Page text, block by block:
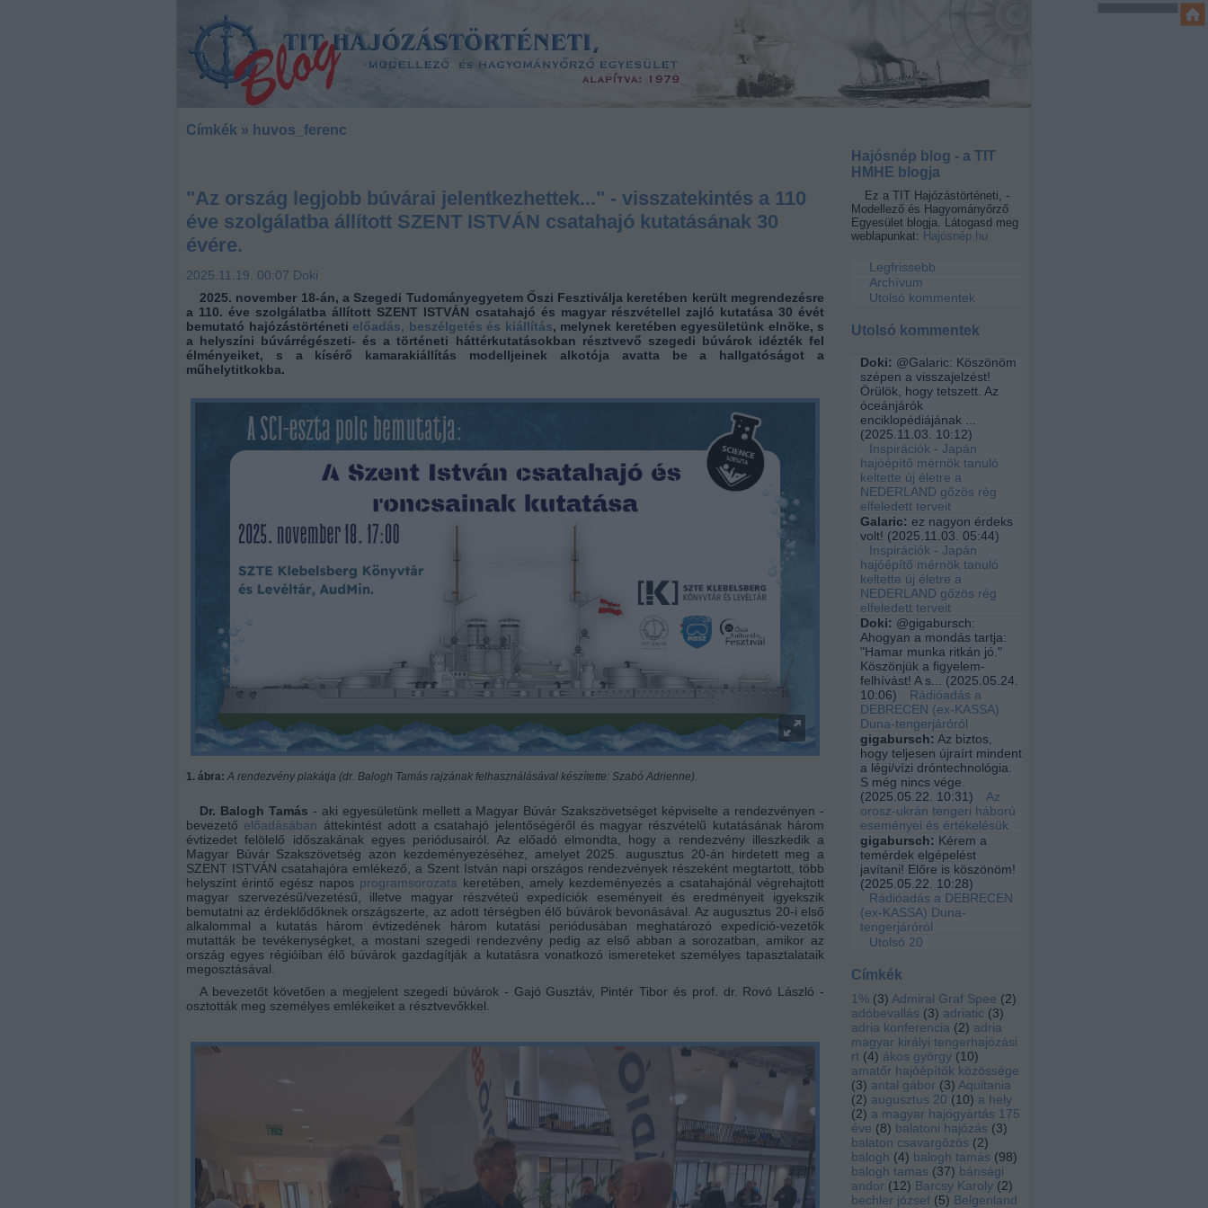
Hajósnép blog - a TIT
HMHE blogja
Ez a TIT Hajózástörténeti, -
Modellező és Hagyományőrző
Egyesület blogja. Látogasd meg
weblapunkat: Hajósnép.hu
Legfrissebb
Archívum
Utolsó kommentek
Utolsó kommentek
Doki: @Galaric: Köszönöm
szépen a visszajelzést!
Örülök, hogy tetszett. Az
óceánjárók
enciklopédiájának ...
(2025.11.03. 10:12)
Inspirációk - Japán
hajóépítő mérnök tanuló
keltette új életre a
NEDERLAND gőzös rég
elfeledett terveit
Galaric: ez nagyon érdeks
volt! (2025.11.03. 05:44)
Inspirációk - Japán
hajóépítő mérnök tanuló
keltette új életre a
NEDERLAND gőzös rég
elfeledett terveit
Doki: @gigabursch:
Ahogyan a mondás tartja:
"Hamar munka ritkán jó."
Köszönjük a figyelem-
felhívást! A s... (2025.05.24.
10:06)
Rádióadás a
DEBRECEN (ex-KASSA)
Duna-tengerjáróról
gigabursch: Az biztos,
hogy teljesen újraírt mindent
a légi/vízi dróntechnológia.
S még nincs vége.
(2025.05.22. 10:31)
Az
orosz-ukrán tengeri háború
eseményei és értékelésük
gigabursch: Kérem a
temérdek elgépelést
javítani! Előre is köszönöm!
(2025.05.22. 10:28)
Rádióadás a DEBRECEN
(ex-KASSA) Duna-
tengerjáróról
Utolsó 20
Címkék
1% (3) Admiral Graf Spee (2)
adóbevallás (3) adriatic (3)
adria konferencia (2) adria
magyar királyi tengerhajózási
rt (4) ákos györgy (10)
amatőr hajóépítők közössége
(3) antal gábor (3) Aquitania
(2) augusztus 20 (10) a hely
(2) a magyar hajógyártás 175
éve (8) balatoni hajózás (3)
balaton csavargőzös (2)
balogh (4) balogh tamás (98)
balogh tamas (37) bánsági
andor (12) Barcsy Karoly (2)
bechler józsef (5) Belgenland
Címkék » huvos_ferenc
"Az ország legjobb búvárai jelentkezhettek..." - visszatekintés a 110
éve szolgálatba állított SZENT ISTVÁN csatahajó kutatásának 30
évére.
2025.11.19. 00:07 Doki
2025. november 18-án, a Szegedi Tudományegyetem Őszi Fesztiválja keretében került megrendezésre
a 110. éve szolgálatba állított SZENT ISTVÁN csatahajó és magyar részvétellel zajló kutatása 30 évét
bemutató hajózástörténeti előadás, beszélgetés és kiállítás, melynek keretében egyesületünk elnöke, s
a helyszíni búvárrégészeti- és a történeti háttérkutatásokban résztvevő szegedi búvárok idézték fel
élményeiket, s a kísérő kamarakiállítás modelljeinek alkotója avatta be a hallgatóságot a
műhelytitkokba.
1. ábra: A rendezvény plakátja (dr. Balogh Tamás rajzának felhasználásával készítette: Szabó Adrienne).
Dr. Balogh Tamás - aki egyesületünk mellett a Magyar Búvár Szakszövetséget képviselte a rendezvényen -
bevezető előadásában áttekintést adott a csatahajó jelentőségéről és magyar részvételű kutatásának három
évtizedet felölelő időszakának egyes periódusairól. Az előadó elmondta, hogy a rendezvény illeszkedik a
Magyar Búvár Szakszövetség azon kezdeményezéséhez, amelyet 2025. augusztus 20-án hirdetett meg a
SZENT ISTVÁN csatahajóra emlékező, a Szent István napi országos rendezvények részeként megtartott, több
helyszínt érintő egész napos programsorozata keretében, amely kezdeményezés a csatahajónál végrehajtott
magyar szervezésű/vezetésű, illetve magyar részvéteű expedíciók eseményeit és eredményeit igyekszik
bemutatni az érdeklődőknek országszerte, az adott térségben élő búvárok bevonásával. Az augusztus 20-i első
alkalommal a kutatás három évtizedének három kutatási periódusában meghatározó expedíció-vezetők
mutatták be tevékenységket, a mostani szegedi rendezvény pedig az első abban a sorozatban, amikor az
ország egyes régióiban élő búvárok gazdagítják a kutatásra vonatkozó ismereteket személyes tapasztalataik
megosztásával.
A bevezetőt követően a megjelent szegedi búvárok - Gajó Gusztáv, Pintér Tibor és prof. dr. Rovó László -
osztották meg személyes emlékeiket a résztvevőkkel.